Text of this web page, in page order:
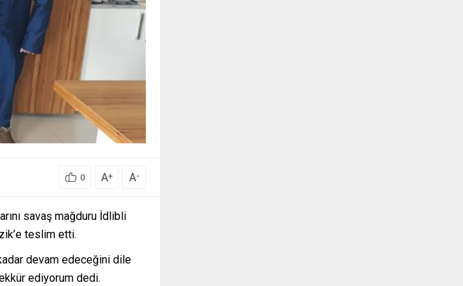
0 A+ A-
savaş mağduru İdlibli
teslim etti.
devam edeceğini dile
ediyorum dedi.